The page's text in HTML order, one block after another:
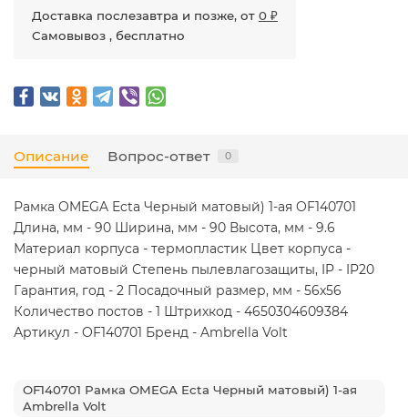
Доставка послезавтра и позже, от 0 ₽
Самовывоз , бесплатно
Описание Вопрос-ответ 0
Рамка OMEGA Ecta Черный матовый) 1-ая OF140701
Длина, мм - 90 Ширина, мм - 90 Высота, мм - 9.6
Материал корпуса - термопластик Цвет корпуса -
черный матовый Степень пылевлагозащиты, IP - IP20
Гарантия, год - 2 Посадочный размер, мм - 56x56
Количество постов - 1 Штрихкод - 4650304609384
Артикул - OF140701 Бренд - Ambrella Volt
OF140701 Рамка OMEGA Ecta Черный матовый) 1-ая
Ambrella Volt